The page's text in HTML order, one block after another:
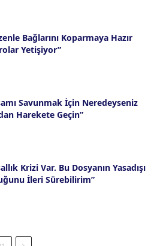
Bağlarını Koparmaya Hazır
Yetişiyor”
Savunmak İçin Neredeyseniz
Harekete Geçin”
Krizi Var. Bu Dosyanın Yasadışı
İleri Sürebilirim”